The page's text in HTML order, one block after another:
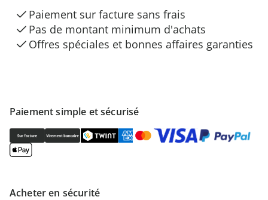
Paiement simple et sécurisé
Acheter en sécurité
Paiement sur facture sans frais
Pas de montant minimum d'achats
Offres spéciales et bonnes affaires garanties